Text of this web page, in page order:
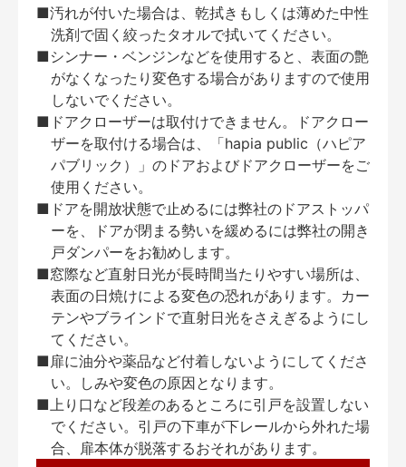
■汚れが付いた場合は、乾拭きもしくは薄めた中性
洗剤で固く絞ったタオルで拭いてください。
■シンナー・ベンジンなどを使用すると、表面の艶
がなくなったり変色する場合がありますので使用
しないでください。
■ドアクローザーは取付けできません。ドアクロー
ザーを取付ける場合は、「hapia public（ハピア
パブリック）」のドアおよびドアクローザーをご
使用ください。
■ドアを開放状態で止めるには弊社のドアストッパ
ーを、ドアが閉まる勢いを緩めるには弊社の開き
戸ダンパーをお勧めします。
■窓際など直射日光が長時間当たりやすい場所は、
表面の日焼けによる変色の恐れがあります。カー
テンやブラインドで直射日光をさえぎるようにし
てください。
■扉に油分や薬品など付着しないようにしてくださ
い。しみや変色の原因となります。
■上り口など段差のあるところに引戸を設置しない
でください。引戸の下車が下レールから外れた場
合、扉本体が脱落するおそれがあります。